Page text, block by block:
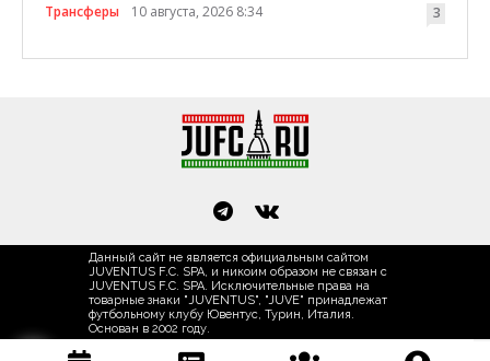
Трансферы 10 августа, 2026 8:34 3
Данный сайт не является официальным сайтом
JUVENTUS F.C. SPA, и никоим образом не связан с
JUVENTUS F.C. SPA. Исключительные права на
товарные знаки "JUVENTUS", "JUVE" принадлежат
футбольному клубу Ювентус, Турин, Италия.
Основан в 2002 году.